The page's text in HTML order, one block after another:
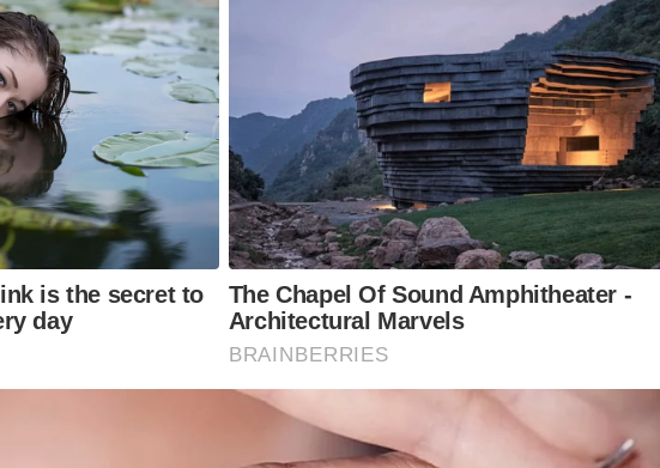
നാഷണൽ ബോംബ് ഡാറ്റ സെന്ററും എൻ.എസ്.ജിയുടെ
കരിമ്പൂച്ചകളും മൂന്ന് ഘട്ട പരിശീലനവും
പ്രാഥമികമായ പരീക്ഷകൾക്ക് ശേഷമായിരിക്കും
എൻ.എസ്.ജിയുടെ പ്രാഥമിക പരിശീലനമുണ്ടാകും. അതിൽ
പരിശീലനങ്ങളിലെക്ക് നീങ്ങും. ഇതെല്ലാം വിജയകരമായി
രാജ്യത്തെ ഏറ്റവും സ്പെഷ്യലായ ആഭ്യന്തര സുരക്ഷസേനയിൽ
എന്നതിനനുസരിച്ചിരിക്കും പ്രാഥമിക ഘട്ടത്തിലെ വിവിധ
നിന്നുള്ളവർക്കും സെൻട്രൽ പൊലീസ് ഫോഴ്സിൽ നിന്നുള്ളവർക്കും
ശാരീരികവും മാനസികവുമായ കരുത്ത് നിർണായക
, സേവന കാലത്ത് പുലർത്തിയ അച്ചടക്കവും നല്ല സ്വഭാവവും ,
സെലക്ഷനു മാനദണ്ഡമാകും.